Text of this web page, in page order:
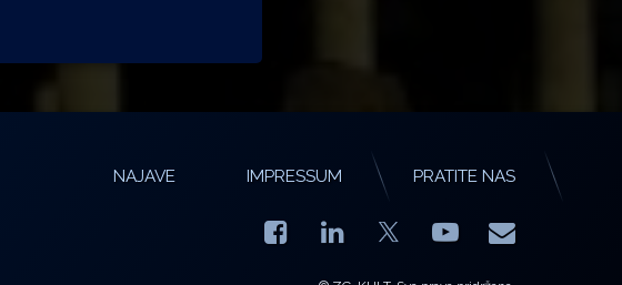
NAJAVE IMPRESSUM PRATITE NAS
Facebook
LinkedIn YouTube
E-mail